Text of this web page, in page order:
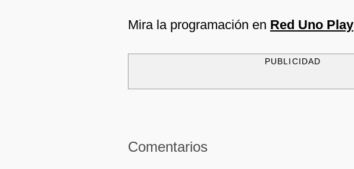
Mira la programación en Red Uno Play
PUBLICIDAD
Comentarios